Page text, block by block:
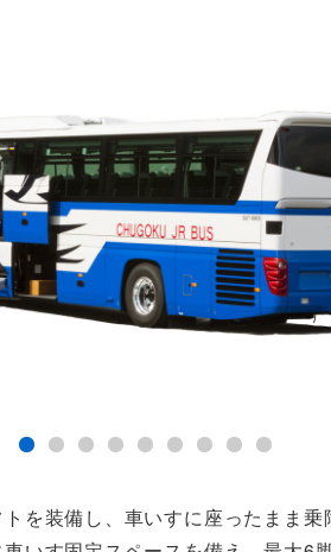
を装備し、車いすに座ったまま乗